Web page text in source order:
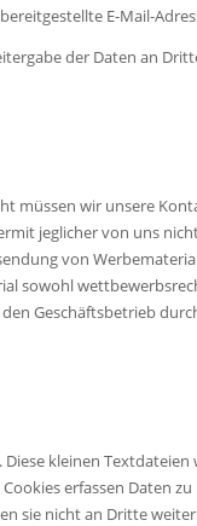
E-Mail-
der Daten an
müssen wir unsere
jeglicher von uns
von
sowohl
Geschäftsbetrieb
kleinen
erfassen
sie nicht an Dritte